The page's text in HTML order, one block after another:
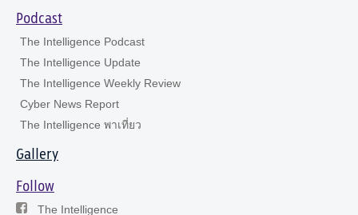
Podcast
The Intelligence Podcast
The Intelligence Update
The Intelligence Weekly Review
Cyber News Report
The Intelligence พาเที่ยว
Gallery
Follow
The Intelligence